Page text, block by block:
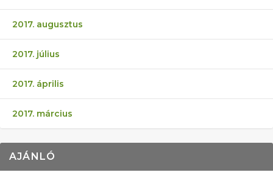
2017. augusztus
2017. július
2017. április
2017. március
AJÁNLÓ